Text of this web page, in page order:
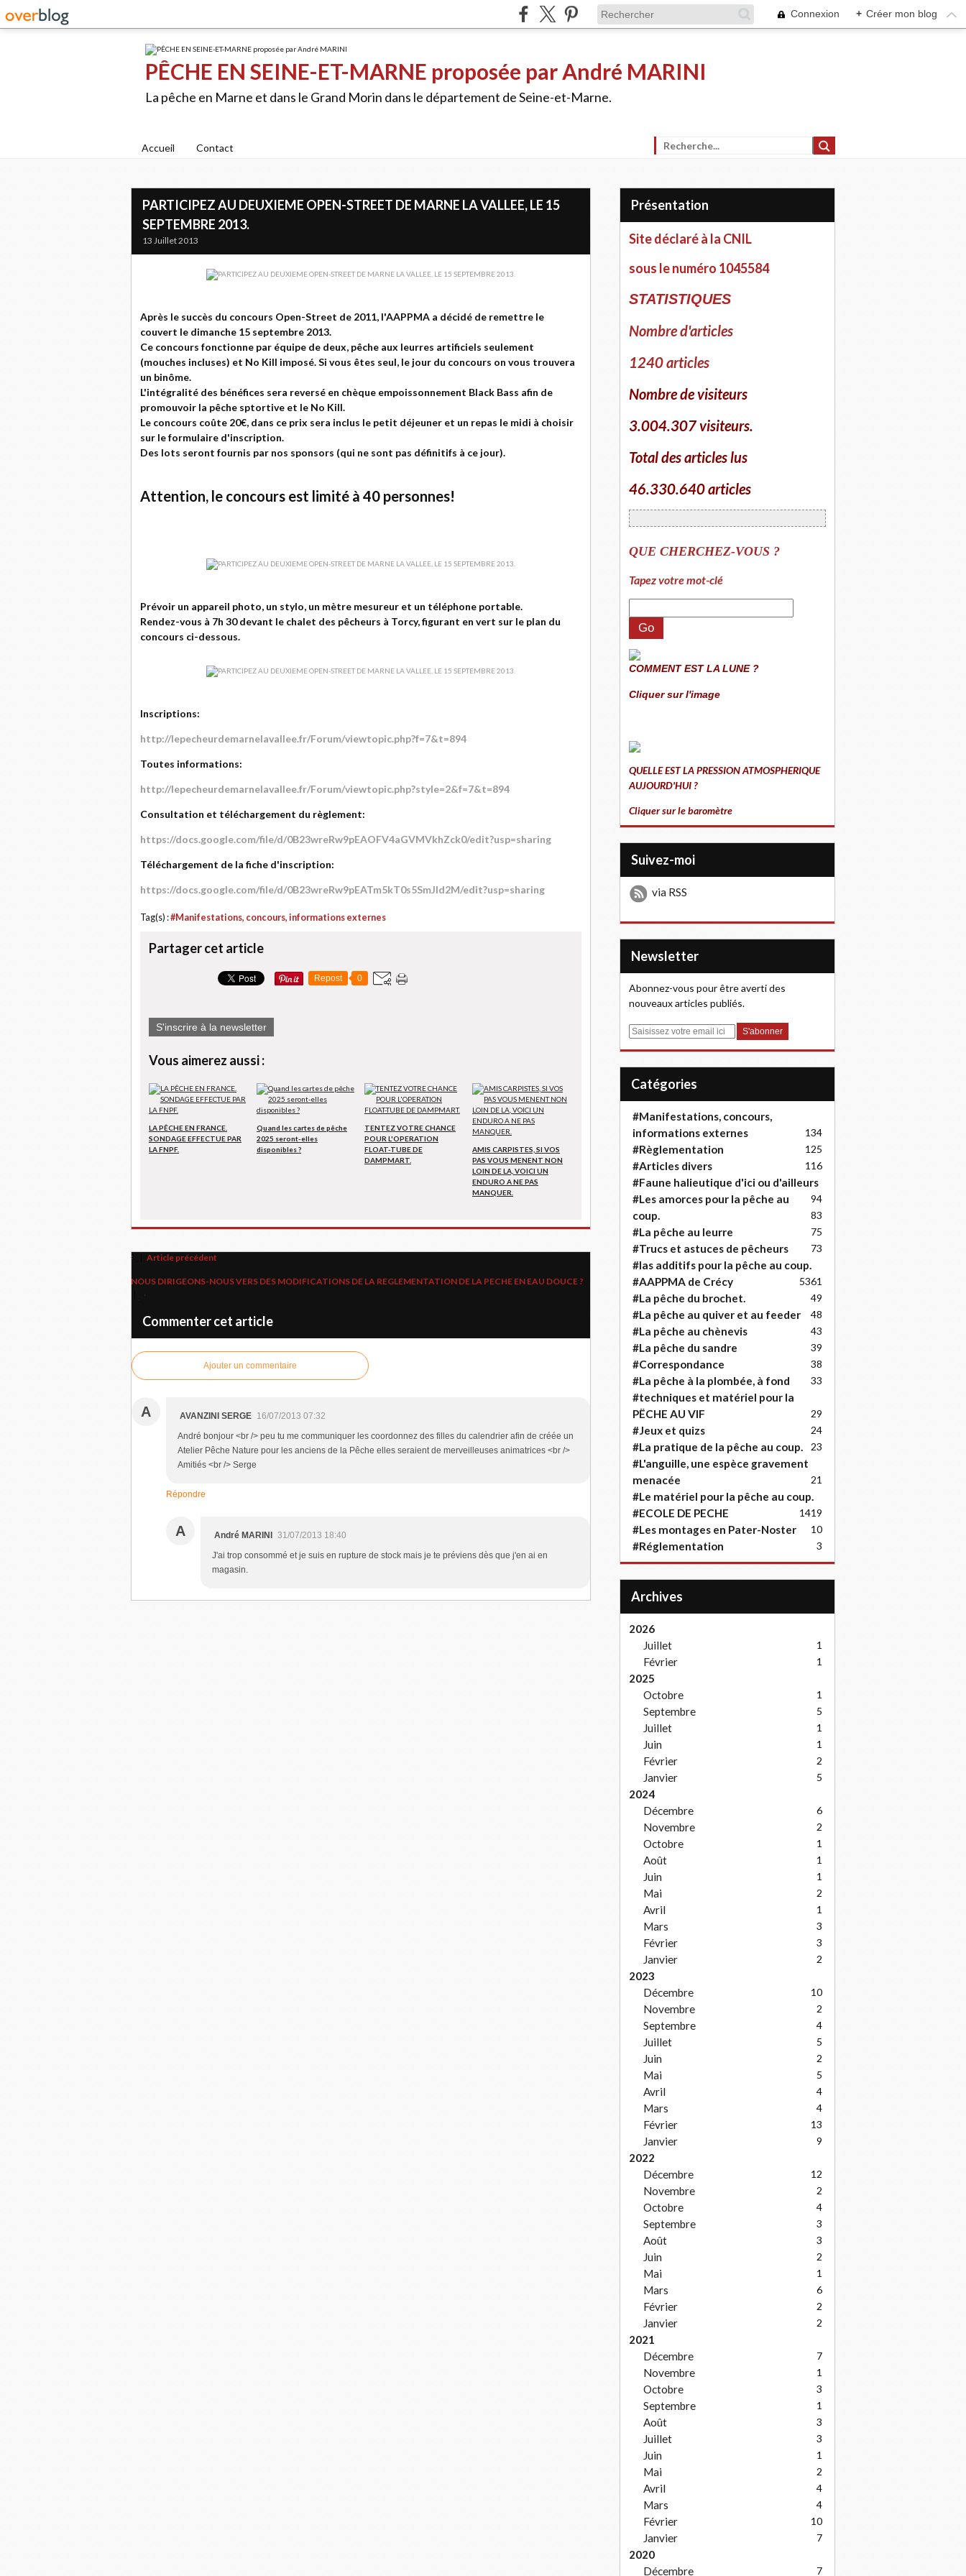
Connexion + Créer mon blog
PÊCHE EN SEINE-ET-MARNE proposée par André MARINI
La pêche en Marne et dans le Grand Morin dans le département de Seine-et-Marne.
Accueil Contact
PARTICIPEZ AU DEUXIEME OPEN-STREET DE MARNE LA VALLEE, LE 15
SEPTEMBRE 2013.
13 Juillet 2013
Après le succès du concours Open-Street de 2011, l'AAPPMA a décidé de remettre le
couvert le dimanche 15 septembre 2013.
Ce concours fonctionne par équipe de deux, pêche aux leurres artificiels seulement
(mouches incluses) et No Kill imposé. Si vous êtes seul, le jour du concours on vous trouvera
un binôme.
L'intégralité des bénéfices sera reversé en chèque empoissonnement Black Bass afin de
promouvoir la pêche sptortive et le No Kill.
Le concours coûte 20€, dans ce prix sera inclus le petit déjeuner et un repas le midi à choisir
sur le formulaire d'inscription.
Des lots seront fournis par nos sponsors (qui ne sont pas définitifs à ce jour).
Attention, le concours est limité à 40 personnes!
Prévoir un appareil photo, un stylo, un mètre mesureur et un téléphone portable.
Rendez-vous à 7h 30 devant le chalet des pêcheurs à Torcy, figurant en vert sur le plan du
concours ci-dessous.
Inscriptions:
http://lepecheurdemarnelavallee.fr/Forum/viewtopic.php?f=7&t=894
Toutes informations:
http://lepecheurdemarnelavallee.fr/Forum/viewtopic.php?style=2&f=7&t=894
Consultation et téléchargement du règlement:
https://docs.google.com/file/d/0B23wreRw9pEAOFV4aGVMVkhZck0/edit?usp=sharing
Téléchargement de la fiche d'inscription:
https://docs.google.com/file/d/0B23wreRw9pEATm5kT0s5SmJld2M/edit?usp=sharing
Tag(s) :#Manifestations, concours, informations externes
Partager cet article
Repost 0
S'inscrire à la newsletter
Vous aimerez aussi :
LA PÊCHE EN FRANCE.
SONDAGE EFFECTUE PAR
LA FNPF.
Quand les cartes de pêche
2025 seront-elles
disponibles ?
TENTEZ VOTRE CHANCE
POUR L'OPERATION
FLOAT-TUBE DE
DAMPMART.
AMIS CARPISTES, SI VOS
PAS VOUS MENENT NON
LOIN DE LA, VOICI UN
ENDURO A NE PAS
MANQUER.
Article précédent
NOUS DIRIGEONS-NOUS VERS DES MODIFICATIONS DE LA REGLEMENTATION DE LA PECHE EN EAU DOUCE ?
Commenter cet article
Ajouter un commentaire
A AVANZINI SERGE 16/07/2013 07:32
André bonjour <br /> peu tu me communiquer les coordonnez des filles du calendrier afin de créée un
Atelier Pêche Nature pour les anciens de la Pêche elles seraient de merveilleuses animatrices <br />
Amitiés <br /> Serge
Répondre
A André MARINI
31/07/2013 18:40
J'ai trop consommé et je suis en rupture de stock mais je te préviens dès que j'en ai en
magasin.
Présentation
Site déclaré à la CNIL
sous le numéro 1045584
STATISTIQUES
Nombre d'articles
1240 articles
Nombre de visiteurs
3.004.307 visiteurs.
Total des articles lus
46.330.640 articles
QUE CHERCHEZ-VOUS ?
Tapez votre mot-clé
COMMENT EST LA LUNE ?
Cliquer sur l'image
QUELLE EST LA PRESSION ATMOSPHERIQUE
AUJOURD'HUI ?
Cliquer sur le baromètre
Suivez-moi
via RSS
Newsletter
Abonnez-vous pour être averti des
nouveaux articles publiés.
E
Catégories
#Manifestations, concours,
informations externes
134
#Règlementation 125
#Articles divers 116
#Faune halieutique d'ici ou d'ailleurs
94
#Les amorces pour la pêche au
coup.
83
#La pêche au leurre 75
#Trucs et astuces de pêcheurs 73
#las additifs pour la pêche au coup.
61
#AAPPMA de Crécy 53
#La pêche du brochet. 49
#La pêche au quiver et au feeder 48
#La pêche au chènevis 43
#La pêche du sandre 39
#Correspondance 38
#La pêche à la plombée, à fond 33
#techniques et matériel pour la
PËCHE AU VIF
29
#Jeux et quizs 24
#La pratique de la pêche au coup. 23
#L'anguille, une espèce gravement
menacée
21
#Le matériel pour la pêche au coup.
19
#ECOLE DE PECHE 14
#Les montages en Pater-Noster 10
#Réglementation 3
Archives
2026
Juillet
1
Février 1
2025
Octobre
1
Septembre 5
Juillet 1
Juin 1
Février 2
Janvier 5
2024
Décembre
6
Novembre 2
Octobre 1
Août 1
Juin 1
Mai 2
Avril 1
Mars 3
Février 3
Janvier 2
2023
Décembre
10
Novembre 2
Septembre 4
Juillet 5
Juin 2
Mai 5
Avril 4
Mars 4
Février 13
Janvier 9
2022
Décembre
12
Novembre 2
Octobre 4
Septembre 3
Août 3
Juin 2
Mai 1
Mars 6
Février 2
Janvier 2
2021
Décembre
7
Novembre 1
Octobre 3
Septembre 1
Août 3
Juillet 3
Juin 1
Mai 2
Avril 4
Mars 4
Février 10
Janvier 7
2020
Décembre
7